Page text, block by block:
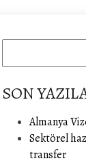
SON
Almanya
Sektörel
transfer